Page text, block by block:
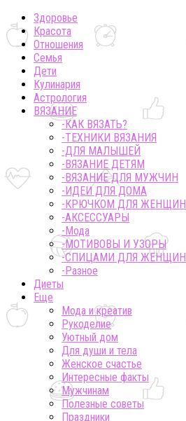
Здоровье
Красота
Отношения
Семья
Дети
Кулинария
Астрология
ВЯЗАНИЕ
-КАК ВЯЗАТЬ?
-ТЕХНИКИ ВЯЗАНИЯ
-ДЛЯ МАЛЫШЕЙ
-ВЯЗАНИЕ ДЕТЯМ
-ВЯЗАНИЕ ДЛЯ МУЖЧИН
-ИДЕИ ДЛЯ ДОМА
-КРЮЧКОМ ДЛЯ ЖЕНЩИН
-AКСЕССУАРЫ
-Мода
-МОТИВОВЫ И УЗОРЫ
-СПИЦАМИ ДЛЯ ЖЕНЩИН
-Разное
Диеты
Еще
Мода и креатив
Рукоделие
Уютный дом
Для души и тела
Женское счастье
Интересные факты
Мужчинам
Полезные советы
Праздники